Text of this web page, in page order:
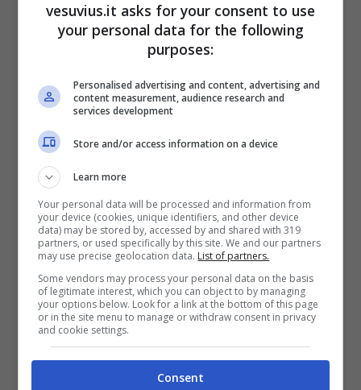
Ma le manovre anti-emergenza non si fermano
Napoli avrà un nuovo sito stoccaggio in
città: sarà nella zona del porto per facilitare il
trasferimento dei rifiuti via mare. Lo ha deciso
lo stesso sindacoDe Magistrische ha
dichiarato: “La lentezza con cui viene tradotta in
pratica la solidarietà dichiarata da tante Regioni
confligge con l’emergenza della città, pertanto
l’amministrazione ha scelto di muoversi
autonomamente”. Infatti irifiuti destinati
partiranno dal molo 44, alla
vesuvius.it asks for your consent to use
your personal data for the following
purposes:
Personalised advertising and content, advertising and
content measurement, audience research and
services development
Store and/or access information on a device
Learn more
Your personal data will be processed and information from
your device (cookies, unique identifiers, and other device
data) may be stored by, accessed by and shared with 319
partners, or used specifically by this site. We and our partners
may use precise geolocation data. List of partners.
Some vendors may process your personal data on the basis
of legitimate interest, which you can object to by managing
your options below. Look for a link at the bottom of this page
or in the site menu to manage or withdraw consent in privacy
and cookie settings.
Consent